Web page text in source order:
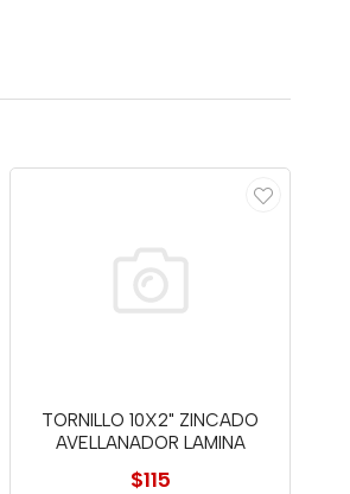
TORNILLO 10X2" ZINCADO
AVELLANADOR LAMINA
$115